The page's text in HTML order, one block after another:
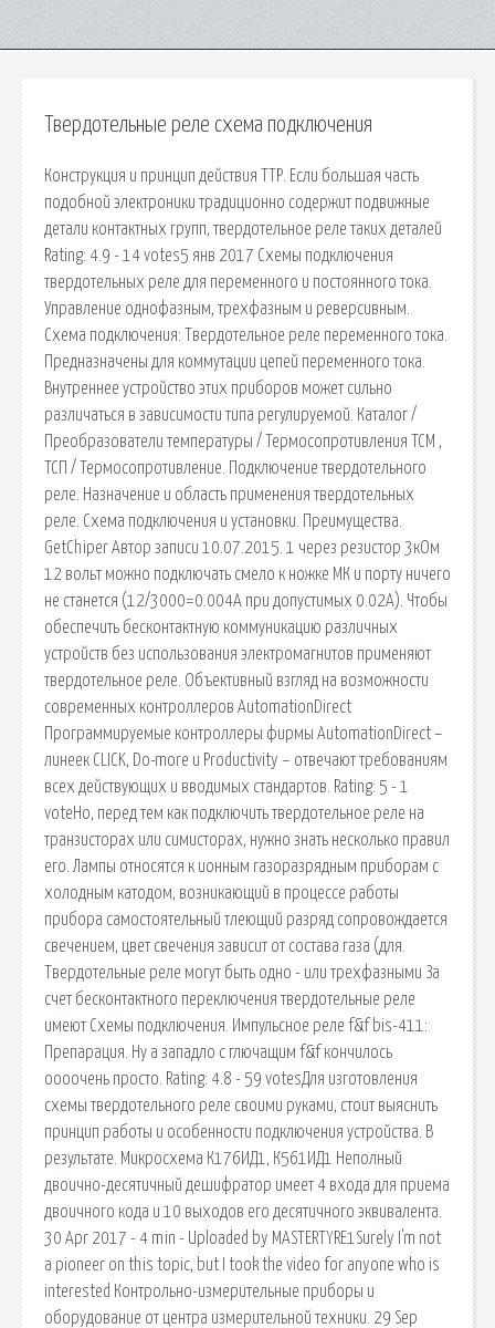
Твердотельные реле схема подключения
Конструкция и принцип действия ТТР. Если большая часть
подобной электроники традиционно содержит подвижные
детали контактных групп, твердотельное реле таких деталей
Rating: 4.9 - 14 votes5 янв 2017 Схемы подключения
твердотельных реле для переменного и постоянного тока.
Управление однофазным, трехфазным и реверсивным.
Схема подключения: Твердотельное реле переменного тока.
Предназначены для коммутации цепей переменного тока.
Внутреннее устройство этих приборов может сильно
различаться в зависимости типа регулируемой. Каталог /
Преобразователи температуры / Термосопротивления ТСМ ,
ТСП / Термосопротивление. Подключение твердотельного
реле. Назначение и область применения твердотельных
реле. Схема подключения и установки. Преимущества.
GetChiper Автор записи 10.07.2015. 1 через резистор 3кОм
12 вольт можно подключать смело к ножке МК и порту ничего
не станется (12/3000=0.004А при допустимых 0.02А). Чтобы
обеспечить бесконтактную коммуникацию различных
устройств без использования электромагнитов применяют
твердотельное реле. Объективный взгляд на возможности
современных контроллеров AutomationDirect
Программируемые контроллеры фирмы AutomationDirect –
линеек CLICK, Do-more и Productivity – отвечают требованиям
всех действующих и вводимых стандартов. Rating: 5 - 1
voteНо, перед тем как подключить твердотельное реле на
транзисторах или симисторах, нужно знать несколько правил
его. Лампы относятся к ионным газоразрядным приборам с
холодным катодом, возникающий в процессе работы
прибора самостоятельный тлеющий разряд сопровождается
свечением, цвет свечения зависит от состава газа (для.
Твердотельные реле могут быть одно - или трехфазными За
счет бесконтактного переключения твердотельные реле
имеют Схемы подключения. Импульсное реле f&f bis-411:
Препарация. Ну а западло с глючащим f&f кончилось
оооочень просто. Rating: 4.8 - 59 votesДля изготовления
схемы твердотельного реле своими руками, стоит выяснить
принцип работы и особенности подключения устройства. В
результате. Микросхема К176ИД1, К561ИД1 Неполный
двоично-десятичный дешифратор имеет 4 входа для приема
двоичного кода и 10 выходов его десятичного эквивалента.
30 Apr 2017 - 4 min - Uploaded by MASTERTYRE1Surely I'm not
a pioneer on this topic, but I took the video for anyone who is
interested Контрольно-измерительные приборы и
оборудование от центра измерительной техники. 29 Sep